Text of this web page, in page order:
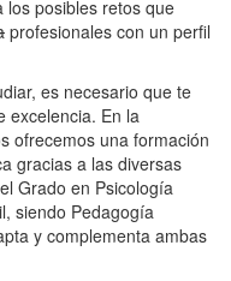
los posibles retos que
profesionales con un perfil
es necesario que te
excelencia. En la
ofrecemos una formación
gracias a las diversas
el Grado en Psicología
siendo Pedagogía
y complementa ambas